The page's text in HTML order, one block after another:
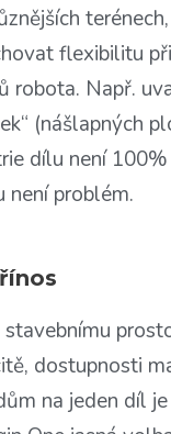
flexibilitu
robota. Např.
(nášlapných
dílu není
není problém.
dostupnosti
na jeden díl